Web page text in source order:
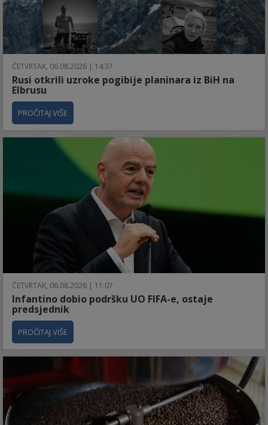
ČETVRTAK, 06.08.2026 | 14:37
Rusi otkrili uzroke pogibije planinara iz BiH na
Elbrusu
PROČITAJ VIŠE
ČETVRTAK, 06.08.2026 | 11:07
Infantino dobio podršku UO FIFA-e, ostaje
predsjednik
PROČITAJ VIŠE